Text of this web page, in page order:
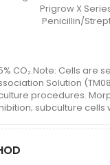
Prigrow X
Penicillin/
CO₂.Note: Cells are
Solution
procedures.
subculture cells